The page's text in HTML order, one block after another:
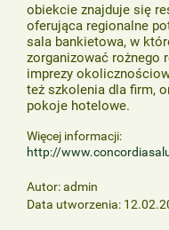
obiekcie znajduje się
oferująca regionalne
sala bankietowa, w
zorganizować rożnego
imprezy
też szkolenia dla firm,
pokoje hotelowe.
Więcej informacji:
http://
Autor: admin
Data utworzenia: